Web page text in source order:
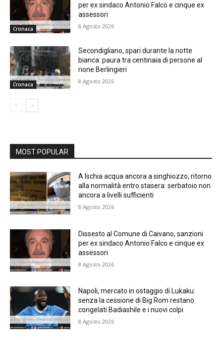
Cronaca
per ex sindaco Antonio Falco e cinque ex
assessori
8 Agosto 2026
Cronaca
Secondigliano, spari durante la notte
bianca: paura tra centinaia di persone al
rione Berlingieri
8 Agosto 2026
MOST POPULAR
A Ischia acqua ancora a singhiozzo, ritorno
alla normalità entro stasera: serbatoio non
ancora a livelli sufficienti
8 Agosto 2026
Dissesto al Comune di Caivano, sanzioni
per ex sindaco Antonio Falco e cinque ex
assessori
8 Agosto 2026
Napoli, mercato in ostaggio di Lukaku:
senza la cessione di Big Rom restano
congelati Badiashile e i nuovi colpi
8 Agosto 2026